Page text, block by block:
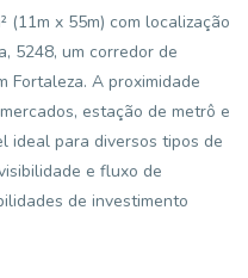
(11m x 55m) com localização
5248, um corredor de
Fortaleza. A proximidade
estação de metrô e
ideal para diversos tipos de
e fluxo de
de investimento